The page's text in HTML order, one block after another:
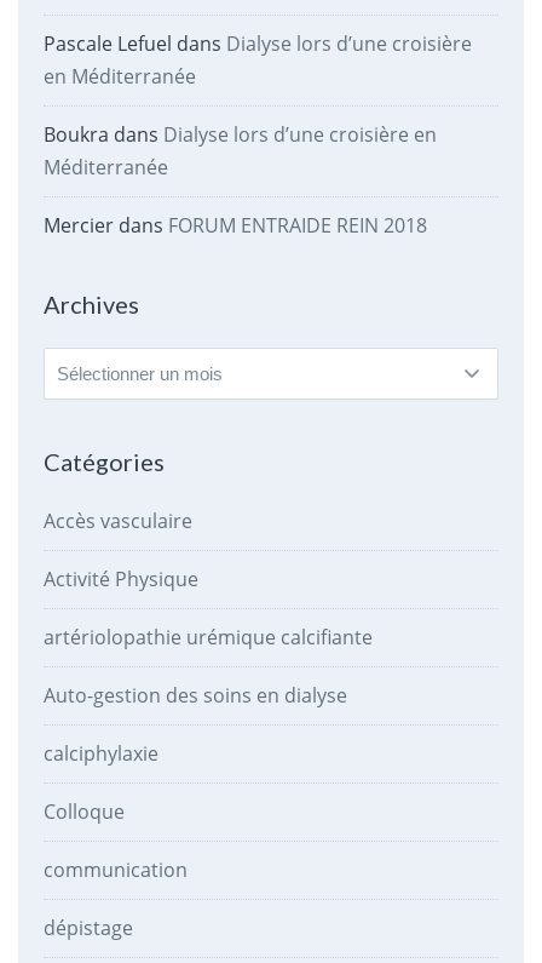
Pascale Lefuel dans Dialyse lors d’une croisière
en Méditerranée
Boukra dans Dialyse lors d’une croisière en
Méditerranée
Mercierdans FORUM ENTRAIDE REIN 2018
Archives
Archives
Catégories
Accès vasculaire
Activité Physique
artériolopathie urémique calcifiante
Auto-gestion des soins en dialyse
calciphylaxie
Colloque
communication
dépistage